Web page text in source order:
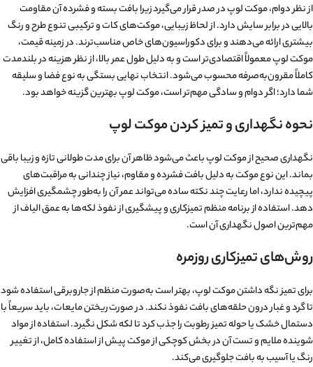
از نظر دوام، موکت لوپ در صدر قرار می‌گیرد زیرا بافت بسته و فشرده آن مقاومت
بالایی در برابر سایش دارد. از لحاظ زیبایی، موکت‌های کات و ترکیبی تنوع طرح و رنگ
بیشتری ارائه می‌دهند و برای دکوراسیون‌های خاص مناسب‌ترند. در زمینه قیمت،
موکت لوپ معمولاً اقتصادی‌تر است و به دلیل طول عمر بالا، از نظر هزینه در بلندمدت
کاملاً مقرون‌به‌صرفه محسوب می‌شود. انتخاب نهایی بستگی به نوع فضا و سلیقه
شما دارد؛ اگر دوام و سادگی مهم‌تر است، موکت لوپ بهترین گزینه خواهد بود.
نحوه نگهداری و تمیز کردن موکت لوپ
نگهداری صحیح از موکت لوپ باعث می‌شود ظاهر آن برای مدت طولانی تازه و زیبا باقی
بماند. این نوع موکت به دلیل بافت فشرده و مقاوم، نیاز چندانی به مراقبت‌های
پیچیده ندارد، اما رعایت چند نکته ساده می‌تواند عمر آن را به‌طور چشمگیری افزایش
دهد. استفاده از برنامه منظم تمیزکاری و پیشگیری از نفوذ لکه‌ها به عمق الیاف از
مهم‌ترین اصول نگهداری آن است.
روش‌های تمیزکاری روزمره
برای تمیز نگه داشتن موکت لوپ، بهتر است به‌صورت منظم از جاروبرقی استفاده شود
تا گرد و غبار درون حلقه‌های بافت نفوذ نکند. در صورت ریختن مایعات، باید سریعاً با
دستمال خشک یا حوله تمیز رطوبت را جذب کرد تا لکه شکل نگیرد. استفاده از مواد
شوینده ملایم و تست آن در بخش کوچکی از موکت پیش از استفاده کامل، از تغییر
رنگ یا آسیب به بافت جلوگیری می‌کند.